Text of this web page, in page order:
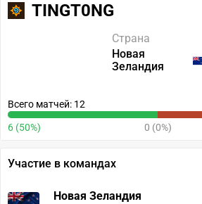
TINGT0NG
Страна
Новая
Зеландия
Всего матчей: 12
6 (50%) 0 (0%)
Участие в командах
Новая Зеландия